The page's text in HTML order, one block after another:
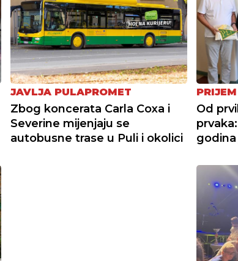
JAVLJA PULAPROMET
Zbog koncerata Carla Coxa i
Severine mijenjaju se
autobusne trase u Puli i okolici
Od